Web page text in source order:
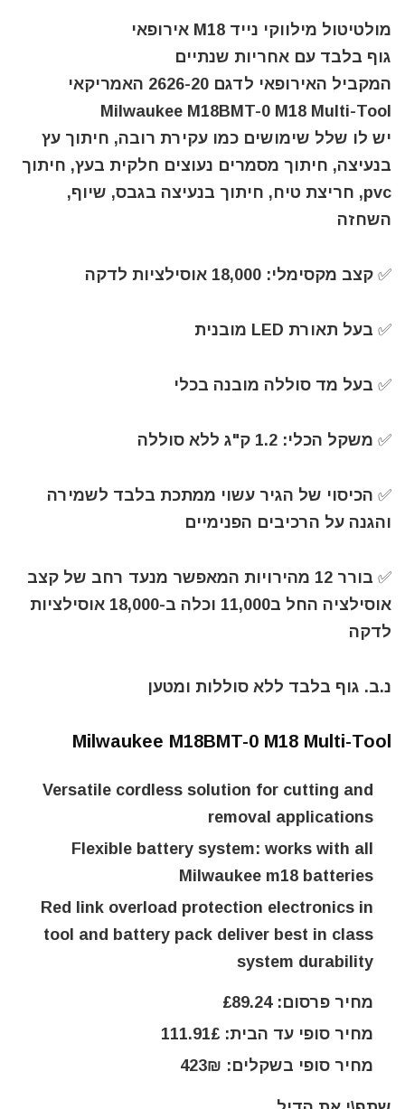
מולטיטול מילווקי נייד M18 אירופאי
גוף בלבד עם אחריות שנתיים
המקביל האירופאי לדגם 2626-20 האמריקאי
Milwaukee M18BMT-0 M18 Multi-Tool
יש לו שלל שימושים כמו עקירת רובה, חיתוך עץ
בנעיצה, חיתוך מסמרים נעוצים חלקית בעץ, חיתוך
pvc, חריצת טיח, חיתוך בנעיצה בגבס, שיוף,
השחזה
✅ קצב מקסימלי: 18,000 אוסילציות לדקה
✅ בעל תאורת LED מובנית
✅ בעל מד סוללה מובנה בכלי
✅ משקל הכלי: 1.2 ק"ג ללא סוללה
✅ הכיסוי של הגיר עשוי ממתכת בלבד לשמירה
והגנה על הרכיבים הפנימיים
✅ בורר 12 מהירויות המאפשר מנעד רחב של קצב
אוסילציה החל ב11,000 וכלה ב-18,000 אוסילציות
לדקה
נ.ב. גוף בלבד ללא סוללות ומטען
Milwaukee M18BMT-0 M18 Multi-Tool
Versatile cordless solution for cutting and
removal applications
Flexible battery system: works with all
Milwaukee m18 batteries
Red link overload protection electronics in
tool and battery pack deliver best in class
system durability
מחיר פרסום: £89.24
מחיר סופי עד הבית: 111.91£
מחיר סופי בשקלים: 423₪